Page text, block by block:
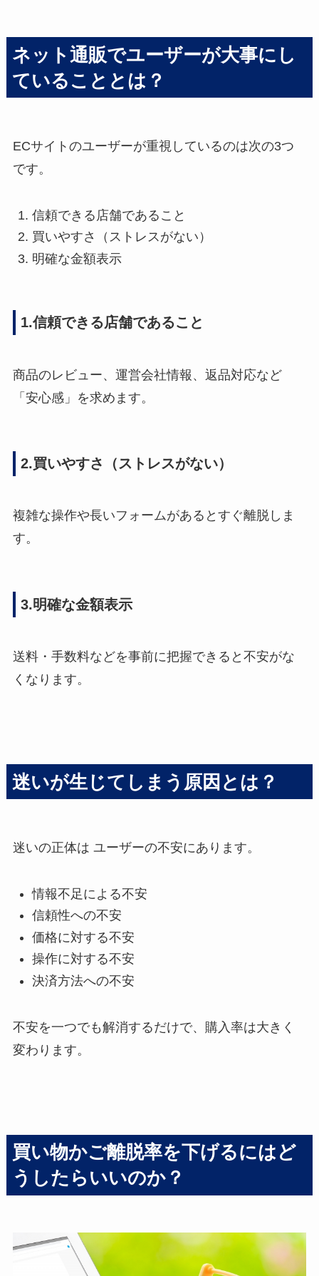
ネット通販でユーザーが大事にし
ていることとは？
ECサイトのユーザーが重視しているのは次の3つ
です。
信頼できる店舗であること
買いやすさ（ストレスがない）
明確な金額表示
1.信頼できる店舗であること
商品のレビュー、運営会社情報、返品対応など
「安心感」を求めます。
2.買いやすさ（ストレスがない）
複雑な操作や長いフォームがあるとすぐ離脱しま
す。
3.明確な金額表示
送料・手数料などを事前に把握できると不安がな
くなります。
迷いが生じてしまう原因とは？
迷いの正体は ユーザーの不安にあります。
情報不足による不安
信頼性への不安
価格に対する不安
操作に対する不安
決済方法への不安
不安を一つでも解消するだけで、購入率は大きく
変わります。
買い物かご離脱率を下げるにはど
うしたらいいのか？